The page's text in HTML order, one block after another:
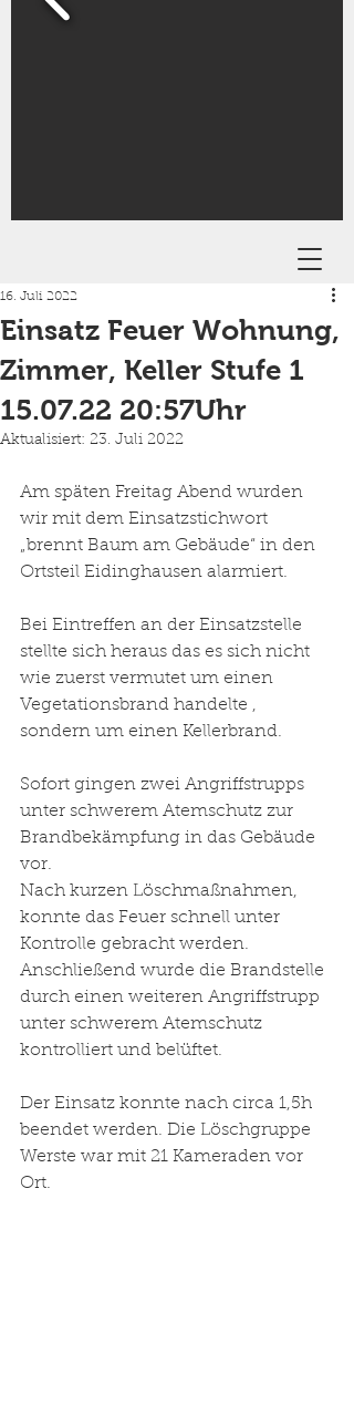
Einsatz Feuer Wohnung,
Zimmer, Keller Stufe 1
15.07.22 20:57Uhr
16. Juli 2022
Aktualisiert: 23. Juli 2022
Am späten Freitag Abend wurden
wir mit dem Einsatzstichwort
„brennt Baum am Gebäude“ in den
Ortsteil Eidinghausen alarmiert.
Bei Eintreffen an der Einsatzstelle
stellte sich heraus das es sich nicht
wie zuerst vermutet um einen
Vegetationsbrand handelte ,
sondern um einen Kellerbrand.
Sofort gingen zwei Angriffstrupps
unter schwerem Atemschutz zur
Brandbekämpfung in das Gebäude
vor.
Nach kurzen Löschmaßnahmen,
konnte das Feuer schnell unter
Kontrolle gebracht werden.
Anschließend wurde die Brandstelle
durch einen weiteren Angriffstrupp
unter schwerem Atemschutz
kontrolliert und belüftet.
Der Einsatz konnte nach circa 1,5h
beendet werden. Die Löschgruppe
Werste war mit 21 Kameraden vor
Ort.